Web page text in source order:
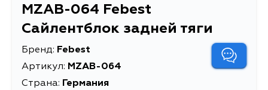
MZAB-064 Febest
Сайлентблок задней тяги
Бренд: Febest
Артикул: MZAB-064
Страна: Германия